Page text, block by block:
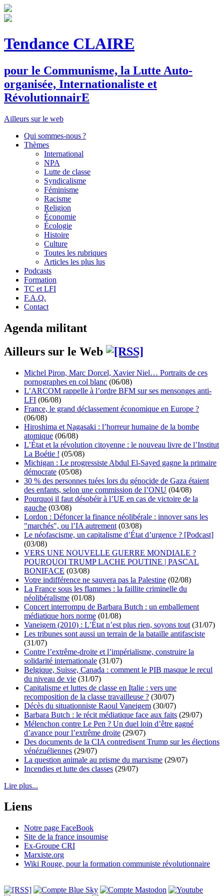
Tendance CLAIRE
pour le Communisme, la Lutte Auto-
organisée, Internationaliste et
RévolutionnairE
Ailleurs sur le web
Qui sommes-nous ?
Thèmes
International
NPA
Lutte de classe
Syndicalisme
Féminisme
Racisme
Religion
Économie
Écologie
Histoire
Culture
Toutes les rubriques
Articles les plus lus
Podcasts
Formation
TC et LFI
F.A.Q.
Contact
Agenda militant
Ailleurs sur le Web
Michel Piron, Marc Dorcel, Xavier Niel… Portraits de ces
pornographes en col blanc (06/08)
L’ARCOM rappelle à l’ordre BFM sur ses mensonges anti-
LFI (06/08)
France, le grand déclassement économique en Europe ?
(06/08)
Hiroshima et Nagasaki : l’horreur humaine de la bombe
atomique (06/08)
L’État et la révolution citoyenne : le nouveau livre de l’Institut
La Boétie ! (05/08)
Michigan : Le progressiste Abdul El-Sayed gagne la primaire
démocrate (05/08)
30 % des personnes tuées lors du génocide de Gaza étaient
des enfants, selon une commission de l’ONU (04/08)
Pourquoi il faut désobéir à l’UE en cas de victoire de la
gauche (03/08)
Lordon : Défoncer la finance néolibérale : innover sans les
"marchés", ou l’IA autrement (03/08)
Le néofascisme, un capitalisme d’État d’urgence ? [Podcast]
(03/08)
VERS UNE NOUVELLE GUERRE MONDIALE ?
POURQUOI TRUMP LACHE POUTINE | PASCAL
BONIFACE (03/08)
Votre indifférence ne sauvera pas la Palestine (02/08)
La France sous les flammes : la faillite criminelle du
néolibéralisme (01/08)
Concert interrompu de Barbara Butch : un emballement
médiatique hors norme (01/08)
Vaneigem (2010) : L’État n’est plus rien, soyons tout (31/07)
Les tribunes sont aussi un terrain de la bataille antifasciste
(31/07)
Contre l’extrême-droite et l’impérialisme, construire la
solidarité internationale (31/07)
Belgique, Suisse, Canada : comment le PIB masque le recul
du niveau de vie (31/07)
Capitalisme et luttes de classe en Italie : vers une
recomposition de la classe travailleuse ? (30/07)
Décès du situationniste Raoul Vaneigem (30/07)
Barbara Butch : le récit médiatique face aux faits (29/07)
Mélenchon contre Le Pen ? Un duel loin d’être gagné
d’avance pour l’extrême droite (29/07)
Des documents de la CIA contredisent Trump sur les élections
vénézuéliennes (29/07)
La question animale au prisme du marxisme (29/07)
Incendies et lutte des classes (29/07)
Lire plus...
Liens
Notre page FaceBook
Site de la france insoumise
Ex-Groupe CRI
Marxiste.org
Wiki Rouge, pour la formation communiste révolutionnaire